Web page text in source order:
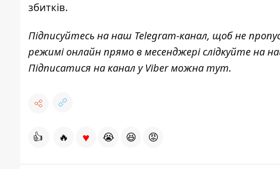
збитків.
Підписуйтесь на наш Telegram-канал, щоб не
режимі онлайн прямо в месенджері слідкуйте на
Підписатися на канал у Viber можнатут.
👍 🔥 ♥ 😭 😆 😡